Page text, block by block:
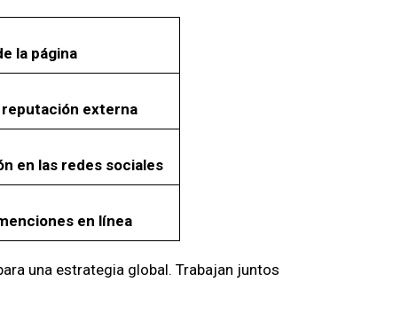
la página
reputación externa
en las redes sociales
en línea
una estrategia global. Trabajan juntos